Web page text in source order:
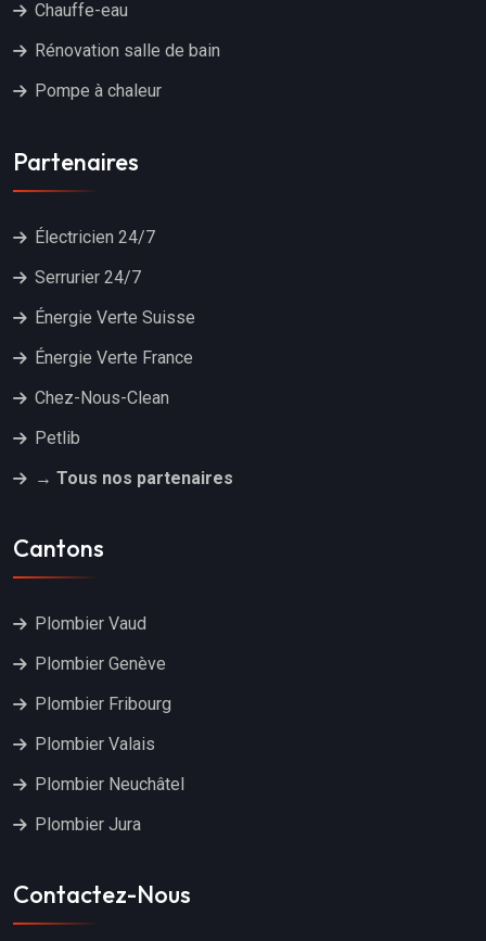
Chauffe-eau
Rénovation salle de bain
Pompe à chaleur
Partenaires
Électricien 24/7
Serrurier 24/7
Énergie Verte Suisse
Énergie Verte France
Chez-Nous-Clean
Petlib
→ Tous nos partenaires
Cantons
Plombier Vaud
Plombier Genève
Plombier Fribourg
Plombier Valais
Plombier Neuchâtel
Plombier Jura
Contactez-Nous